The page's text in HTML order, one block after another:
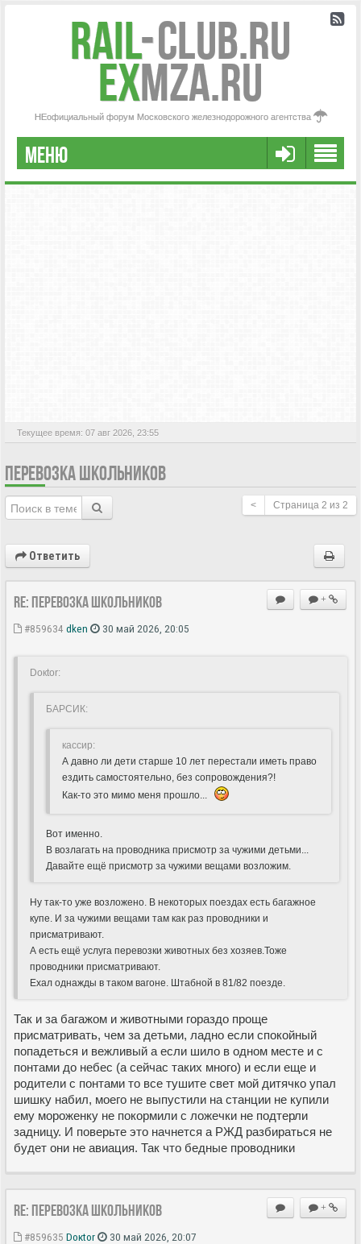
Rail-Club.RU
exMZA.RU
НЕофициальный форум Московского железнодорожного агентства
МЕНЮ
РЕГИСТРАЦИЯ
Текущее время: 07 авг 2026, 23:55
ПЕРЕВОЗКА ШКОЛЬНИКОВ
< Страница 2 из 2
Ответить
+
Re: Перевозка школьников
#859634 dken 30 май 2026, 20:05
Doкtor:
БАРСИК:
кассир:
А давно ли дети старше 10 лет перестали иметь право
ездить самостоятельно, без сопровождения?!
Как-то это мимо меня прошло...
Вот именно.
В возлагать на проводника присмотр за чужими детьми...
Давайте ещё присмотр за чужими вещами возложим.
Ну так-то уже возложено. В некоторых поездах есть багажное
купе. И за чужими вещами там как раз проводники и
присматривают.
А есть ещё услуга перевозки животных без хозяев.Тоже
проводники присматривают.
Ехал однажды в таком вагоне. Штабной в 81/82 поезде.
Так и за багажом и животными гораздо проще
присматривать, чем за детьми, ладно если спокойный
попадеться и вежливый а если шило в одном месте и с
понтами до небес (а сейчас таких много) и если еще и
родители с понтами то все тушите свет мой дитячко упал
шишку набил, моего не выпустили на станции не купили
ему мороженку не покормили с ложечки не подтерли
задницу. И поверьте это начнется а РЖД разбираться не
будет они не авиация. Так что бедные проводники
+
Re: Перевозка школьников
#859635 Doкtor 30 май 2026, 20:07